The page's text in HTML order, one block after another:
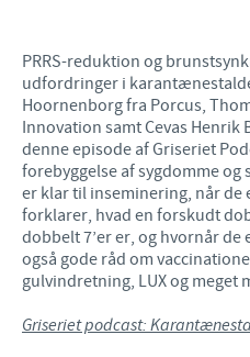
PRRS-reduktion og
udfordringer i
Hoornenborg fra Porcus,
Innovation samt Cevas Henrik
denne episode af Griseriet
forebyggelse af sygdomme
er klar til inseminering, når de
forklarer, hvad en forskudt
dobbelt 7’er er, og hvornår de
også gode råd om
gulvindretning, LUX og meget
Griseriet podcast: